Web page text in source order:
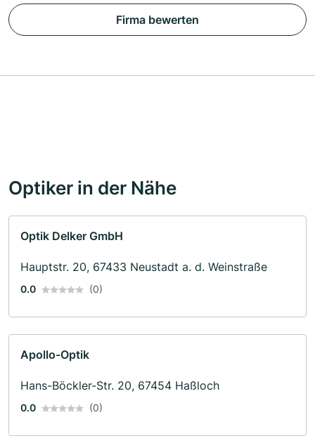
Firma bewerten
Optiker in der Nähe
Optik Delker GmbH
Hauptstr. 20, 67433 Neustadt a. d. Weinstraße
0.0 (0)
Apollo-Optik
Hans-Böckler-Str. 20, 67454 Haßloch
0.0 (0)